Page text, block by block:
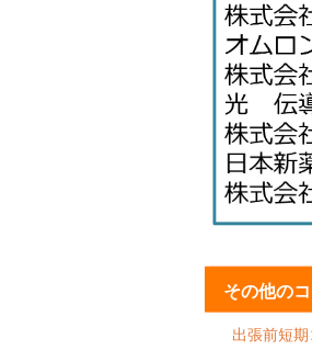
その他の
出張前短期